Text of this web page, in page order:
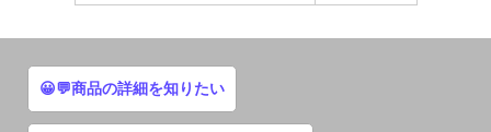
😀💬商品の詳細を知りたい